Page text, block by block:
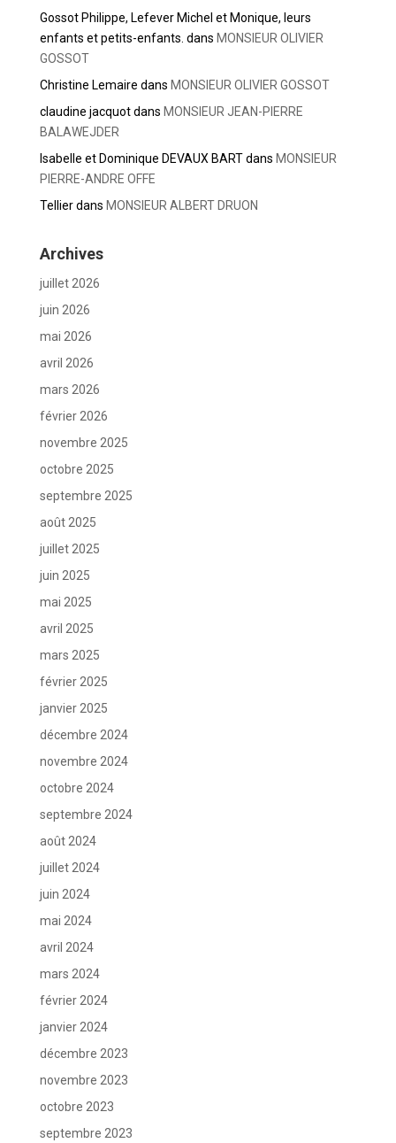
Gossot Philippe, Lefever Michel et Monique, leurs
enfants et petits-enfants. dans MONSIEUR OLIVIER
GOSSOT
Christine Lemaire dans MONSIEUR OLIVIER GOSSOT
claudine jacquotdans MONSIEUR JEAN-PIERRE
BALAWEJDER
Isabelle et Dominique DEVAUX BARTdans MONSIEUR
PIERRE-ANDRE OFFE
Tellierdans MONSIEUR ALBERT DRUON
Archives
juillet 2026
juin 2026
mai 2026
avril 2026
mars 2026
février 2026
novembre 2025
octobre 2025
septembre 2025
août 2025
juillet 2025
juin 2025
mai 2025
avril 2025
mars 2025
février 2025
janvier 2025
décembre 2024
novembre 2024
octobre 2024
septembre 2024
août 2024
juillet 2024
juin 2024
mai 2024
avril 2024
mars 2024
février 2024
janvier 2024
décembre 2023
novembre 2023
octobre 2023
septembre 2023